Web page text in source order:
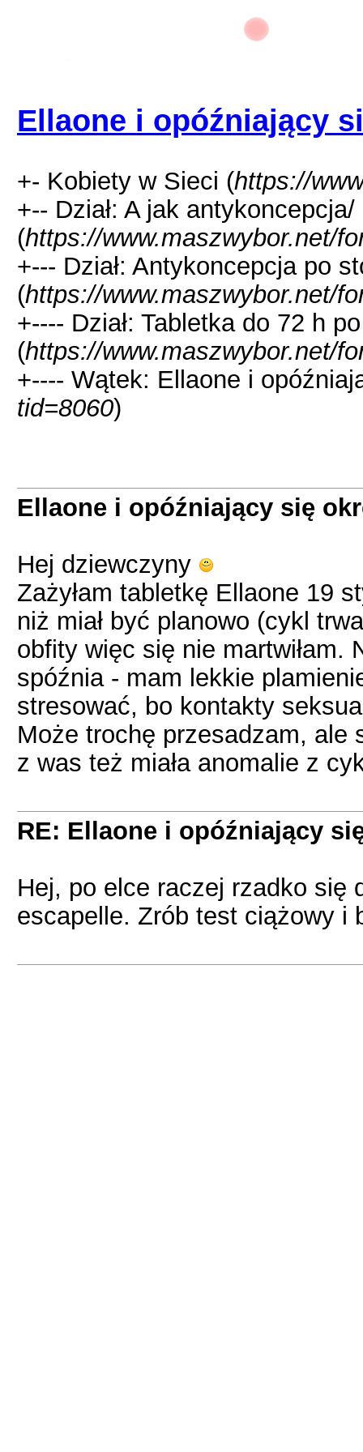
Ellaone i opóźniający
+- Kobiety w Sieci (https://
+-- Dział: A jak
(https://www.maszwybor.net/
+--- Dział: Antykoncepcja po
(https://www.maszwybor.net/
+---- Dział: Tabletka do 72 h po
(https://www.maszwybor.net/
+---- Wątek: Ellaone i
tid=8060)
Ellaone i opóźniający się
Hej dziewczyny
Zażyłam tabletkę Ellaone 19
niż miał być planowo (cykl
obfity więc się nie
spóźnia - mam lekkie
stresować, bo kontakty
Może trochę przesadzam, ale
z was też miała anomalie z
RE: Ellaone i opóźniający
Hej, po elce raczej rzadko się
escapelle. Zrób test ciążowy i